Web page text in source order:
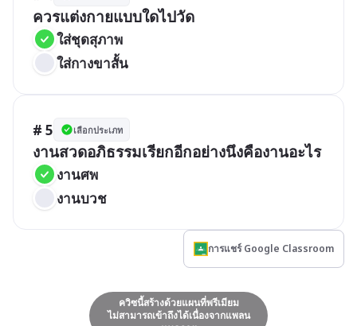
ควรแต่งกายแบบใดไปวัด
ใส่ชุดสุภาพ
ใส่กางขาสั้น
# 5 เลือกประเภท
งานสวดอภิธรรมเรียกอีกอย่างนึงคืองานอะไร
งานศพ
งานบวช
การแชร์ Google Classroom
ควิซนี้สร้างด้วยแผนที่พรีเมียม
ไม่สามารถเข้าถึงได้เนื่องจากแพลน